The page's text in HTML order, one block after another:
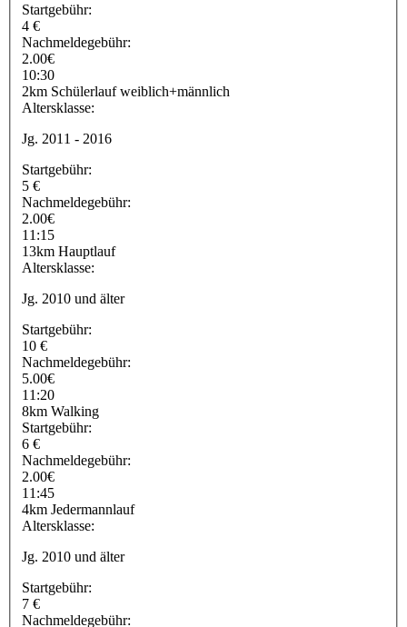
Startgebühr:
4 €
Nachmeldegebühr:
2.00€
10:30
2km Schülerlauf weiblich+männlich
Altersklasse:
Jg. 2011 - 2016
Startgebühr:
5 €
Nachmeldegebühr:
2.00€
11:15
13km Hauptlauf
Altersklasse:
Jg. 2010 und älter
Startgebühr:
10 €
Nachmeldegebühr:
5.00€
11:20
8km Walking
Startgebühr:
6 €
Nachmeldegebühr:
2.00€
11:45
4km Jedermannlauf
Altersklasse:
Jg. 2010 und älter
Startgebühr:
7 €
Nachmeldegebühr: